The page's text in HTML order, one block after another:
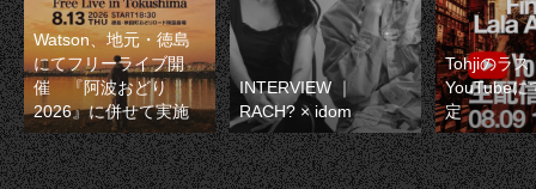
Watson、地元・徳島
にてフリーライブ開
催 『阿波おどり
2026』に併せて実施
INTERVIEW ｜
RACH? × idom
Tohjiのラス
YouTubeに
定